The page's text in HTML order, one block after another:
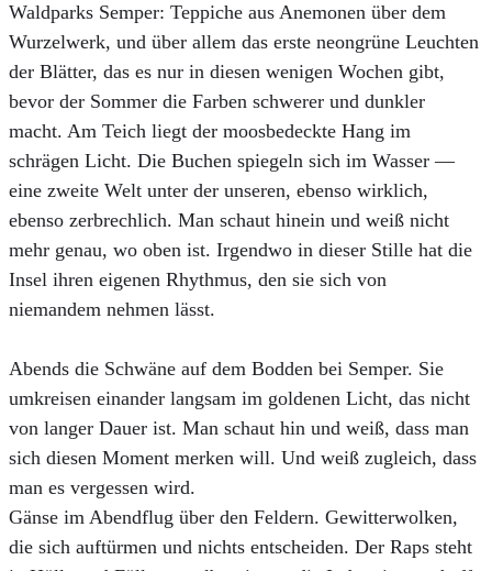
Waldparks Semper: Teppiche aus Anemonen über dem
Wurzelwerk, und über allem das erste neongrüne Leuchten
der Blätter, das es nur in diesen wenigen Wochen gibt,
bevor der Sommer die Farben schwerer und dunkler
macht. Am Teich liegt der moosbedeckte Hang im
schrägen Licht. Die Buchen spiegeln sich im Wasser —
eine zweite Welt unter der unseren, ebenso wirklich,
ebenso zerbrechlich. Man schaut hinein und weiß nicht
mehr genau, wo oben ist. Irgendwo in dieser Stille hat die
Insel ihren eigenen Rhythmus, den sie sich von
niemandem nehmen lässt.
Abends die Schwäne auf dem Bodden bei Semper. Sie
umkreisen einander langsam im goldenen Licht, das nicht
von langer Dauer ist. Man schaut hin und weiß, dass man
sich diesen Moment merken will. Und weiß zugleich, dass
man es vergessen wird.
Gänse im Abendflug über den Feldern. Gewitterwolken,
die sich auftürmen und nichts entscheiden. Der Raps steht